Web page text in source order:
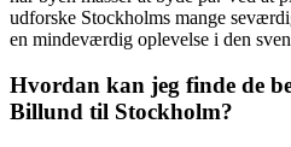
udforske Stockholms mange
en mindeværdig oplevelse i den
Hvordan kan jeg finde de
Billund til Stockholm?